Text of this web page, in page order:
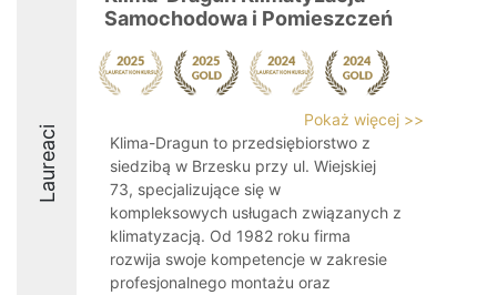
Laureaci
Samochodowa i Pomieszczeń
Pokaż więcej >>
Klima-Dragun to przedsiębiorstwo z
siedzibą w Brzesku przy ul. Wiejskiej
73, specjalizujące się w
kompleksowych usługach związanych z
klimatyzacją. Od 1982 roku firma
rozwija swoje kompetencje w zakresie
profesjonalnego montażu oraz